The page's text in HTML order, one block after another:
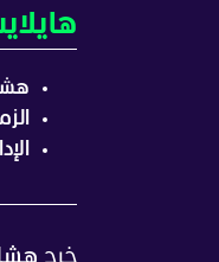
الزمالك
خرج